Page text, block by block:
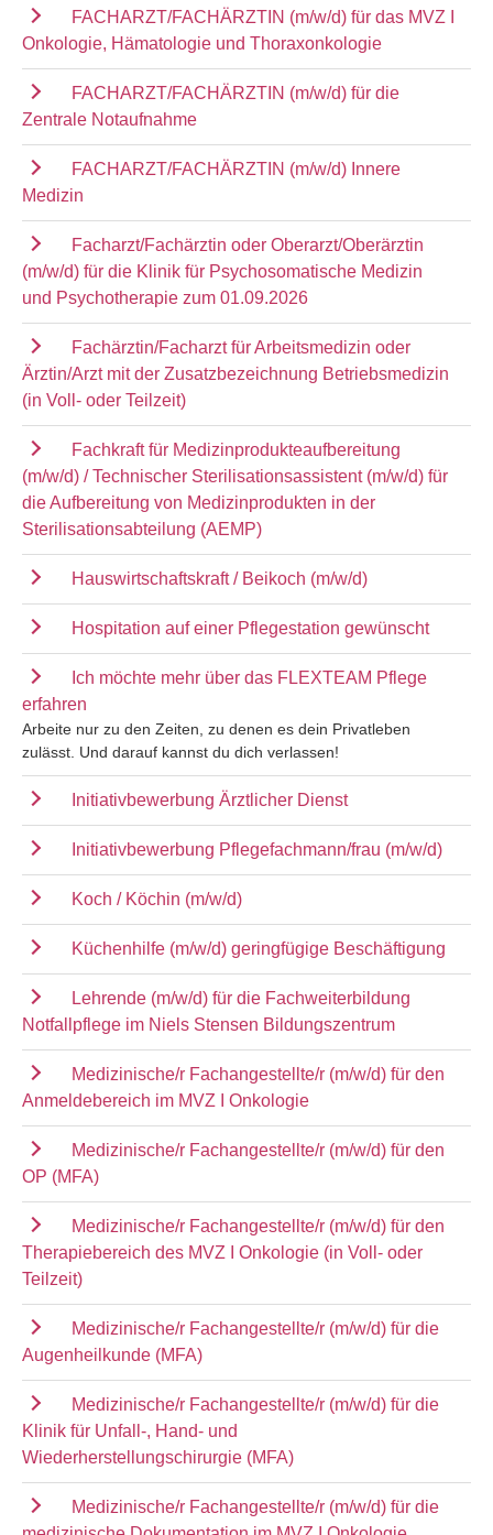
FACHARZT/FACHÄRZTIN (m/w/d) für das MVZ I
Onkologie, Hämatologie und Thoraxonkologie
FACHARZT/FACHÄRZTIN (m/w/d) für die
Zentrale Notaufnahme
FACHARZT/FACHÄRZTIN (m/w/d) Innere
Medizin
Facharzt/Fachärztin oder Oberarzt/Oberärztin
(m/w/d) für die Klinik für Psychosomatische Medizin
und Psychotherapie zum 01.09.2026
Fachärztin/Facharzt für Arbeitsmedizin oder
Ärztin/Arzt mit der Zusatzbezeichnung Betriebsmedizin
(in Voll- oder Teilzeit)
Fachkraft für Medizinprodukteaufbereitung
(m/w/d) / Technischer Sterilisationsassistent (m/w/d) für
die Aufbereitung von Medizinprodukten in der
Sterilisationsabteilung (AEMP)
Hauswirtschaftskraft / Beikoch (m/w/d)
Hospitation auf einer Pflegestation gewünscht
Ich möchte mehr über das FLEXTEAM Pflege
erfahren
Arbeite nur zu den Zeiten, zu denen es dein Privatleben
zulässt. Und darauf kannst du dich verlassen!
Initiativbewerbung Ärztlicher Dienst
Initiativbewerbung Pflegefachmann/frau (m/w/d)
Koch / Köchin (m/w/d)
Küchenhilfe (m/w/d) geringfügige Beschäftigung
Lehrende (m/w/d) für die Fachweiterbildung
Notfallpflege im Niels Stensen Bildungszentrum
Medizinische/r Fachangestellte/r (m/w/d) für den
Anmeldebereich im MVZ I Onkologie
Medizinische/r Fachangestellte/r (m/w/d) für den
OP (MFA)
Medizinische/r Fachangestellte/r (m/w/d) für den
Therapiebereich des MVZ I Onkologie (in Voll- oder
Teilzeit)
Medizinische/r Fachangestellte/r (m/w/d) für die
Augenheilkunde (MFA)
Medizinische/r Fachangestellte/r (m/w/d) für die
Klinik für Unfall-, Hand- und
Wiederherstellungschirurgie (MFA)
Medizinische/r Fachangestellte/r (m/w/d) für die